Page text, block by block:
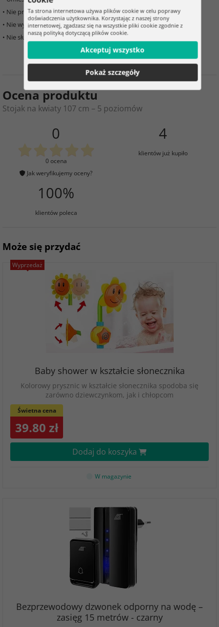
• Nie przekraczać maksymalnejnośności
• Nie wystawiać na silnywiatr, szczególnie na zewnątrz
• Nie służy do siedzenia ani opierania się –ryzyko uszkodzenia
Ocena produktu
Stojak na kwiaty 107 cm – 5 poziomów
0
0 ocena
Jak weryfikujemy oceny?
4
klientów już kupiło
100%
klientów poleca
Może się przydać
Wyprzedaż
Baby shower w kształcie słonecznika
Kolorowy prysznic w kształcie słonecznika spodoba się
zarówno dziewczynkom, jak i chłopcom
Świetna cena
39.80 zł
Dodaj do koszyka
W magazynie
Bezprzewodowy dzwonek odporny na wodę –
zasięg 15 metrów - czarny
Ta strona internetowa używa plików cookie w celu poprawy
doświadczenia użytkownika. Korzystając z naszej strony
internetowej, zgadzasz się na wszystkie pliki cookie zgodnie z
naszą polityką dotyczącą plików cookie.
Akceptuj wszystko
Pokaż szczegóły